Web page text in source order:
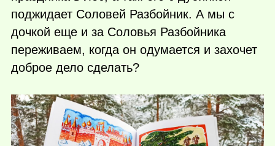
поджидает Соловей Разбойник. А мы с
дочкой еще и за Соловья Разбойника
переживаем, когда он одумается и захочет
доброе дело сделать?